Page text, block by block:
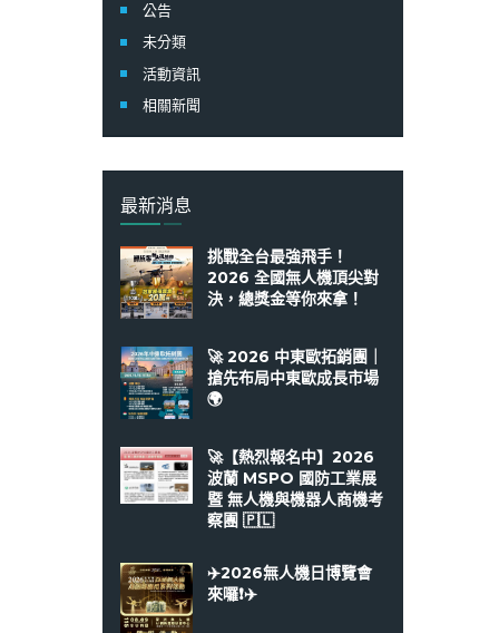
公告
未分類
活動資訊
相關新聞
最新消息
挑戰全台最強飛手！
2026 全國無人機頂尖對
決，總獎金等你來拿！
🚀 2026 中東歐拓銷團｜
搶先布局中東歐成長市場
🌍
🚀【熱烈報名中】2026
波蘭 MSPO 國防工業展
暨 無人機與機器人商機考
察團 🇵🇱
✈️2026無人機日博覽會
來囉❗️✈️